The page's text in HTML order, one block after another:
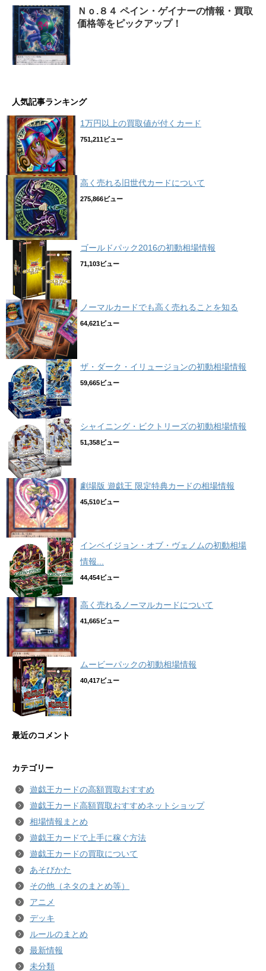
Ｎｏ.８４ ペイン・ゲイナーの情報・買取
価格等をピックアップ！
人気記事ランキング
1万円以上の買取値が付くカード
751,211ビュー
高く売れる旧世代カードについて
275,866ビュー
ゴールドパック2016の初動相場情報
71,103ビュー
ノーマルカードでも高く売れることを知る
64,621ビュー
ザ・ダーク・イリュージョンの初動相場情報
59,665ビュー
シャイニング・ビクトリーズの初動相場情報
51,358ビュー
劇場版 遊戯王 限定特典カードの相場情報
45,510ビュー
インベイジョン・オブ・ヴェノムの初動相場
情報...
44,454ビュー
高く売れるノーマルカードについて
41,665ビュー
ムービーパックの初動相場情報
40,417ビュー
最近のコメント
カテゴリー
遊戯王カードの高額買取おすすめ
遊戯王カード高額買取おすすめネットショップ
相場情報まとめ
遊戯王カードで上手に稼ぐ方法
遊戯王カードの買取について
あそびかた
その他（ネタのまとめ等）
アニメ
デッキ
ルールのまとめ
最新情報
未分類